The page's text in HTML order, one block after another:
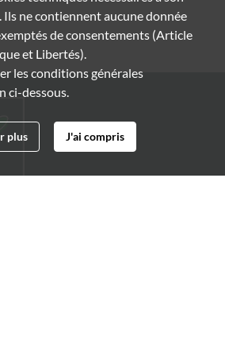
ne contiennent aucune donnée
de consentements (Article
et Libertés).
les conditions générales
ci-dessous.
plus J'ai compris